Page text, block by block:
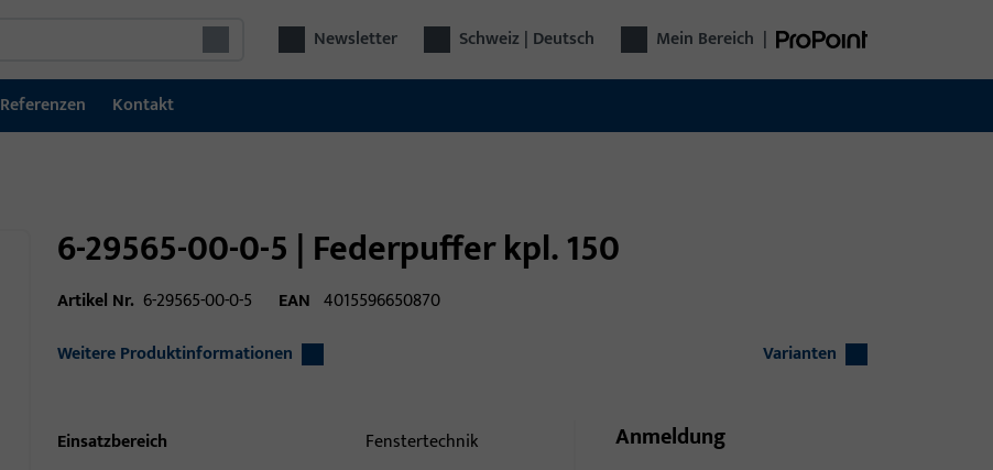
Newsletter Schweiz | Deutsch Mein Bereich |
Referenzen Kontakt
6-29565-00-0-5 | Federpuffer kpl. 150
Artikel Nr. 6-29565-00-0-5 EAN 4015596650870
Weitere Produktinformationen
Varianten
Einsatzbereich
Fenstertechnik
Anmeldung